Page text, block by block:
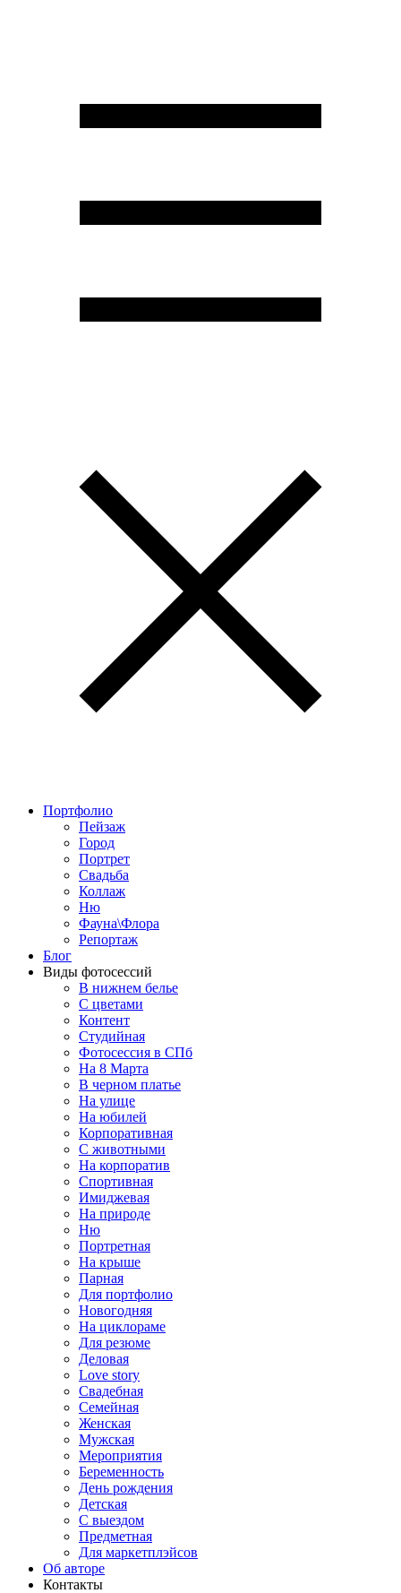
Портфолио
Пейзаж
Город
Портрет
Свадьба
Коллаж
Ню
Фауна\Флора
Репортаж
Блог
Виды фотосессий
В нижнем белье
С цветами
Контент
Студийная
Фотосессия в СПб
На 8 Марта
В черном платье
На улице
На юбилей
Корпоративная
С животными
На корпоратив
Спортивная
Имиджевая
На природе
Ню
Портретная
На крыше
Парная
Для портфолио
Новогодняя
На циклораме
Для резюме
Деловая
Love story
Свадебная
Семейная
Женская
Мужская
Мероприятия
Беременность
День рождения
Детская
С выездом
Предметная
Для маркетплэйсов
Об авторе
Контакты